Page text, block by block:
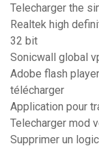
Telecharger the
Realtek high
32 bit
Sonicwall global
Adobe flash
télécharger
Application pour
Telecharger mod
Supprimer un